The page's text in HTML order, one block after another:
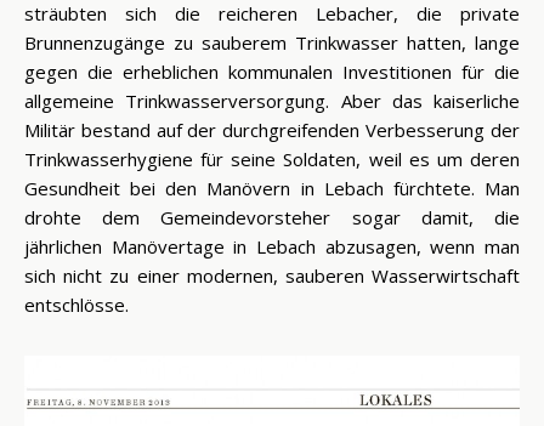
sträubten sich die reicheren Lebacher, die private
Brunnenzugänge zu sauberem Trinkwasser hatten, lange
gegen die erheblichen kommunalen Investitionen für die
allgemeine Trinkwasserversorgung. Aber das kaiserliche
Militär bestand auf der durchgreifenden Verbesserung der
Trinkwasserhygiene für seine Soldaten, weil es um deren
Gesundheit bei den Manövern in Lebach fürchtete. Man
drohte dem Gemeindevorsteher sogar damit, die
jährlichen Manövertage in Lebach abzusagen, wenn man
sich nicht zu einer modernen, sauberen Wasserwirtschaft
entschlösse.